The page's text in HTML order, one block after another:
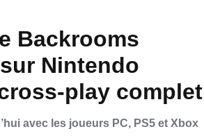
Backrooms
Nintendo
play complet
avec les joueurs PC, PS5 et Xbox